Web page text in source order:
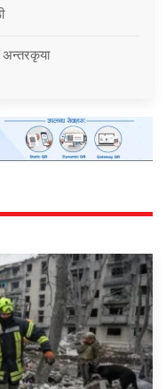
अन्तरकृया